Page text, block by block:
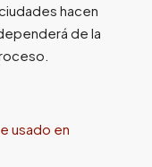
hacen
de la
usado en